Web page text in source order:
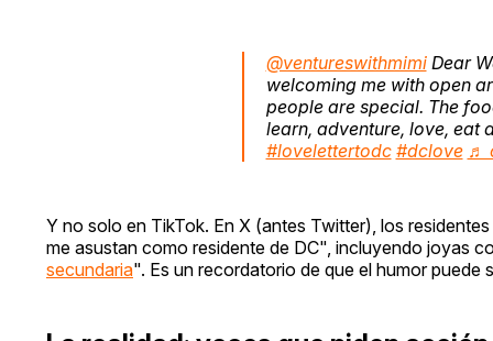
@ventureswithmimiDear
welcoming me with open
people are special. The
learn, adventure, love, eat
#lovelettertodc #dclove ♬
Y no solo en TikTok. En X (antes Twitter), los
me asustan como residente de DC", incluyendo joyas
secundaria". Es un recordatorio de que el humor